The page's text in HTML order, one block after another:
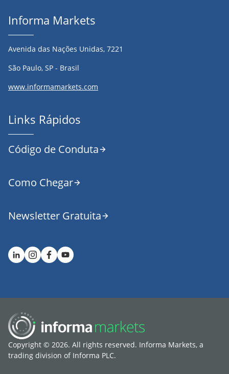
Informa Markets
Avenida das Nações Unidas, 7221
São Paulo, SP - Brasil
www.informamarkets.com
Links Rápidos
Código de Conduta
Como Chegar
Newsletter Gratuita
Copyright © 2026. All rights reserved. Informa Markets, a
trading division of Informa PLC.